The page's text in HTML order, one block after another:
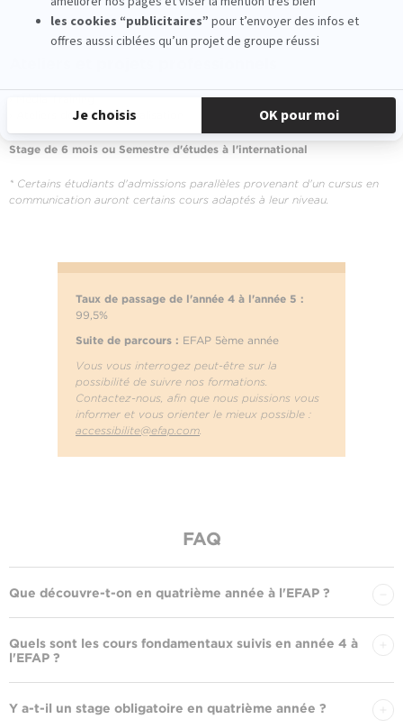
› Ateliers de professionnalisation
Stage de 6 mois ou Semestre d'études à l'international
* Certains étudiants d'admissions parallèles provenant d'un cursus en
communication auront certains cours adaptés à leur niveau.
Taux de passage de l'année 4 à l'année 5 :
99,5%
Suite de parcours : EFAP 5ème année
Vous vous interrogez peut-être sur la
possibilité de suivre nos formations.
Contactez-nous, afin que nous puissions vous
informer et vous orienter le mieux possible :
accessibilite@efap.com
FAQ
Que découvre-t-on en quatrième année à l'EFAP ?
Quels sont les cours fondamentaux suivis en année 4 à
l'EFAP ?
Y a-t-il un stage obligatoire en quatrième année ?